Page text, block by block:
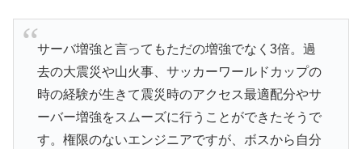
サーバ増強と言ってもただの増強でなく3倍。過
去の大震災や山火事、サッカーワールドカップの
時の経験が生きて震災時のアクセス最適配分やサ
ーバー増強をスムーズに行うことができたそうで
す。権限のないエンジニアですが、ボスから自分